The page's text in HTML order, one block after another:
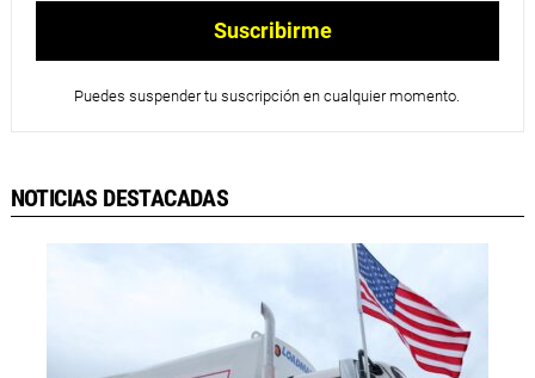
Puedes suspender tu suscripción en cualquier momento.
NOTICIAS DESTACADAS